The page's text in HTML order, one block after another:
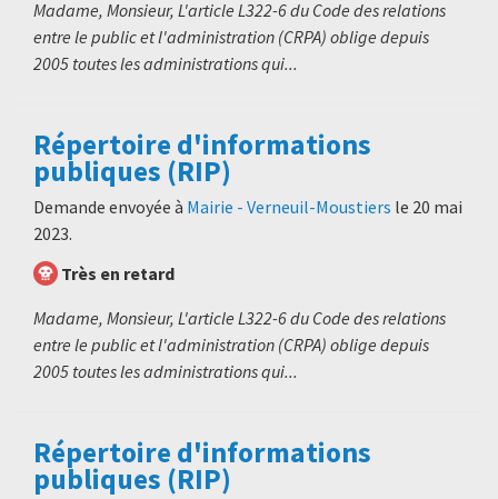
Madame, Monsieur, L'article L322-6 du Code des relations
entre le public et l'administration (CRPA) oblige depuis
2005 toutes les administrations qui...
Répertoire d'informations
publiques (RIP)
Demande envoyée à Mairie - Verneuil-Moustiers le 20 mai
2023.
Très en retard
Madame, Monsieur, L'article L322-6 du Code des relations
entre le public et l'administration (CRPA) oblige depuis
2005 toutes les administrations qui...
Répertoire d'informations
publiques (RIP)